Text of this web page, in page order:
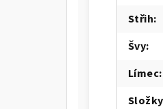
Střih:
Švy:
Límec: